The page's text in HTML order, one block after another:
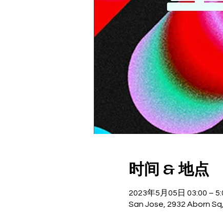
时间 & 地点
2023年5月05日 03:00 –
San Jose, 2932 Aborn